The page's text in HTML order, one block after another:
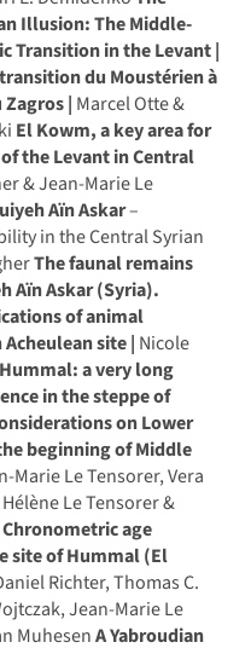
Illusion: The Middle-
Transition in the Levant |
du Moustérien à
Zagros | Marcel Otte &
El Kowm, a key area for
the Levant in Central
& Jean-Marie Le
Aïn Askar–
in the Central Syrian
The faunal remains
Aïn Askar (Syria).
of animal
site | Nicole
Hummal: a very long
in the steppe of
on Lower
beginning of Middle
Marie Le Tensorer, Vera
Le Tensorer &
Chronometric age
site of Hummal (El
Richter, Thomas C.
Jean-Marie Le
MuhesenA Yabroudian